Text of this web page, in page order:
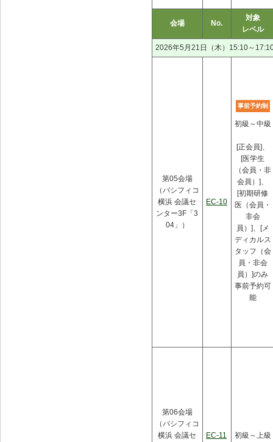
会場 No.
対象
レベル
2026年5月21日（木）15:10～
第05会場
（パシフィコ
横浜 会議セ
ンター3F「3
04」）
EC-10
事前予約制
初級～中級
[正会員]、
[医学生
（会員・非
会員）]、
[初期研修
医（会員・
非会
員）]、[メ
ディカルス
タッフ（会
員・非会
員）]のみ
事前予約可
能
第06会場
（パシフィコ
横浜 会議セ
EC-11 初級～上級